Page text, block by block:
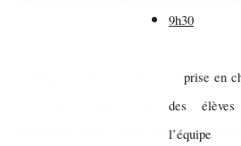
9h30
prise en
des
l’équipe
https://www.letelegramme.fr/
22800/a-quintin-le-lycee-jean-
premiers-tests-sur-le-beton-de-